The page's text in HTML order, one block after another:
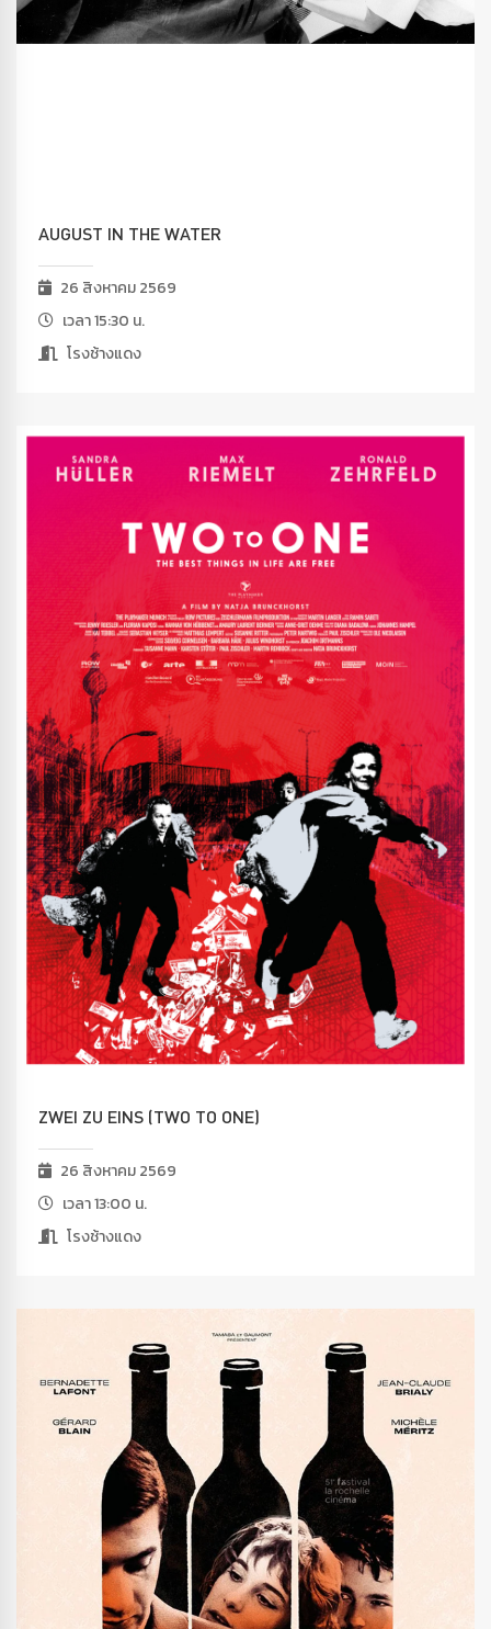
AUGUST IN THE WATER
26 สิงหาคม 2569
เวลา 15:30 น.
โรงช้างแดง
ZWEI ZU EINS (TWO TO ONE)
26 สิงหาคม 2569
เวลา 13:00 น.
โรงช้างแดง